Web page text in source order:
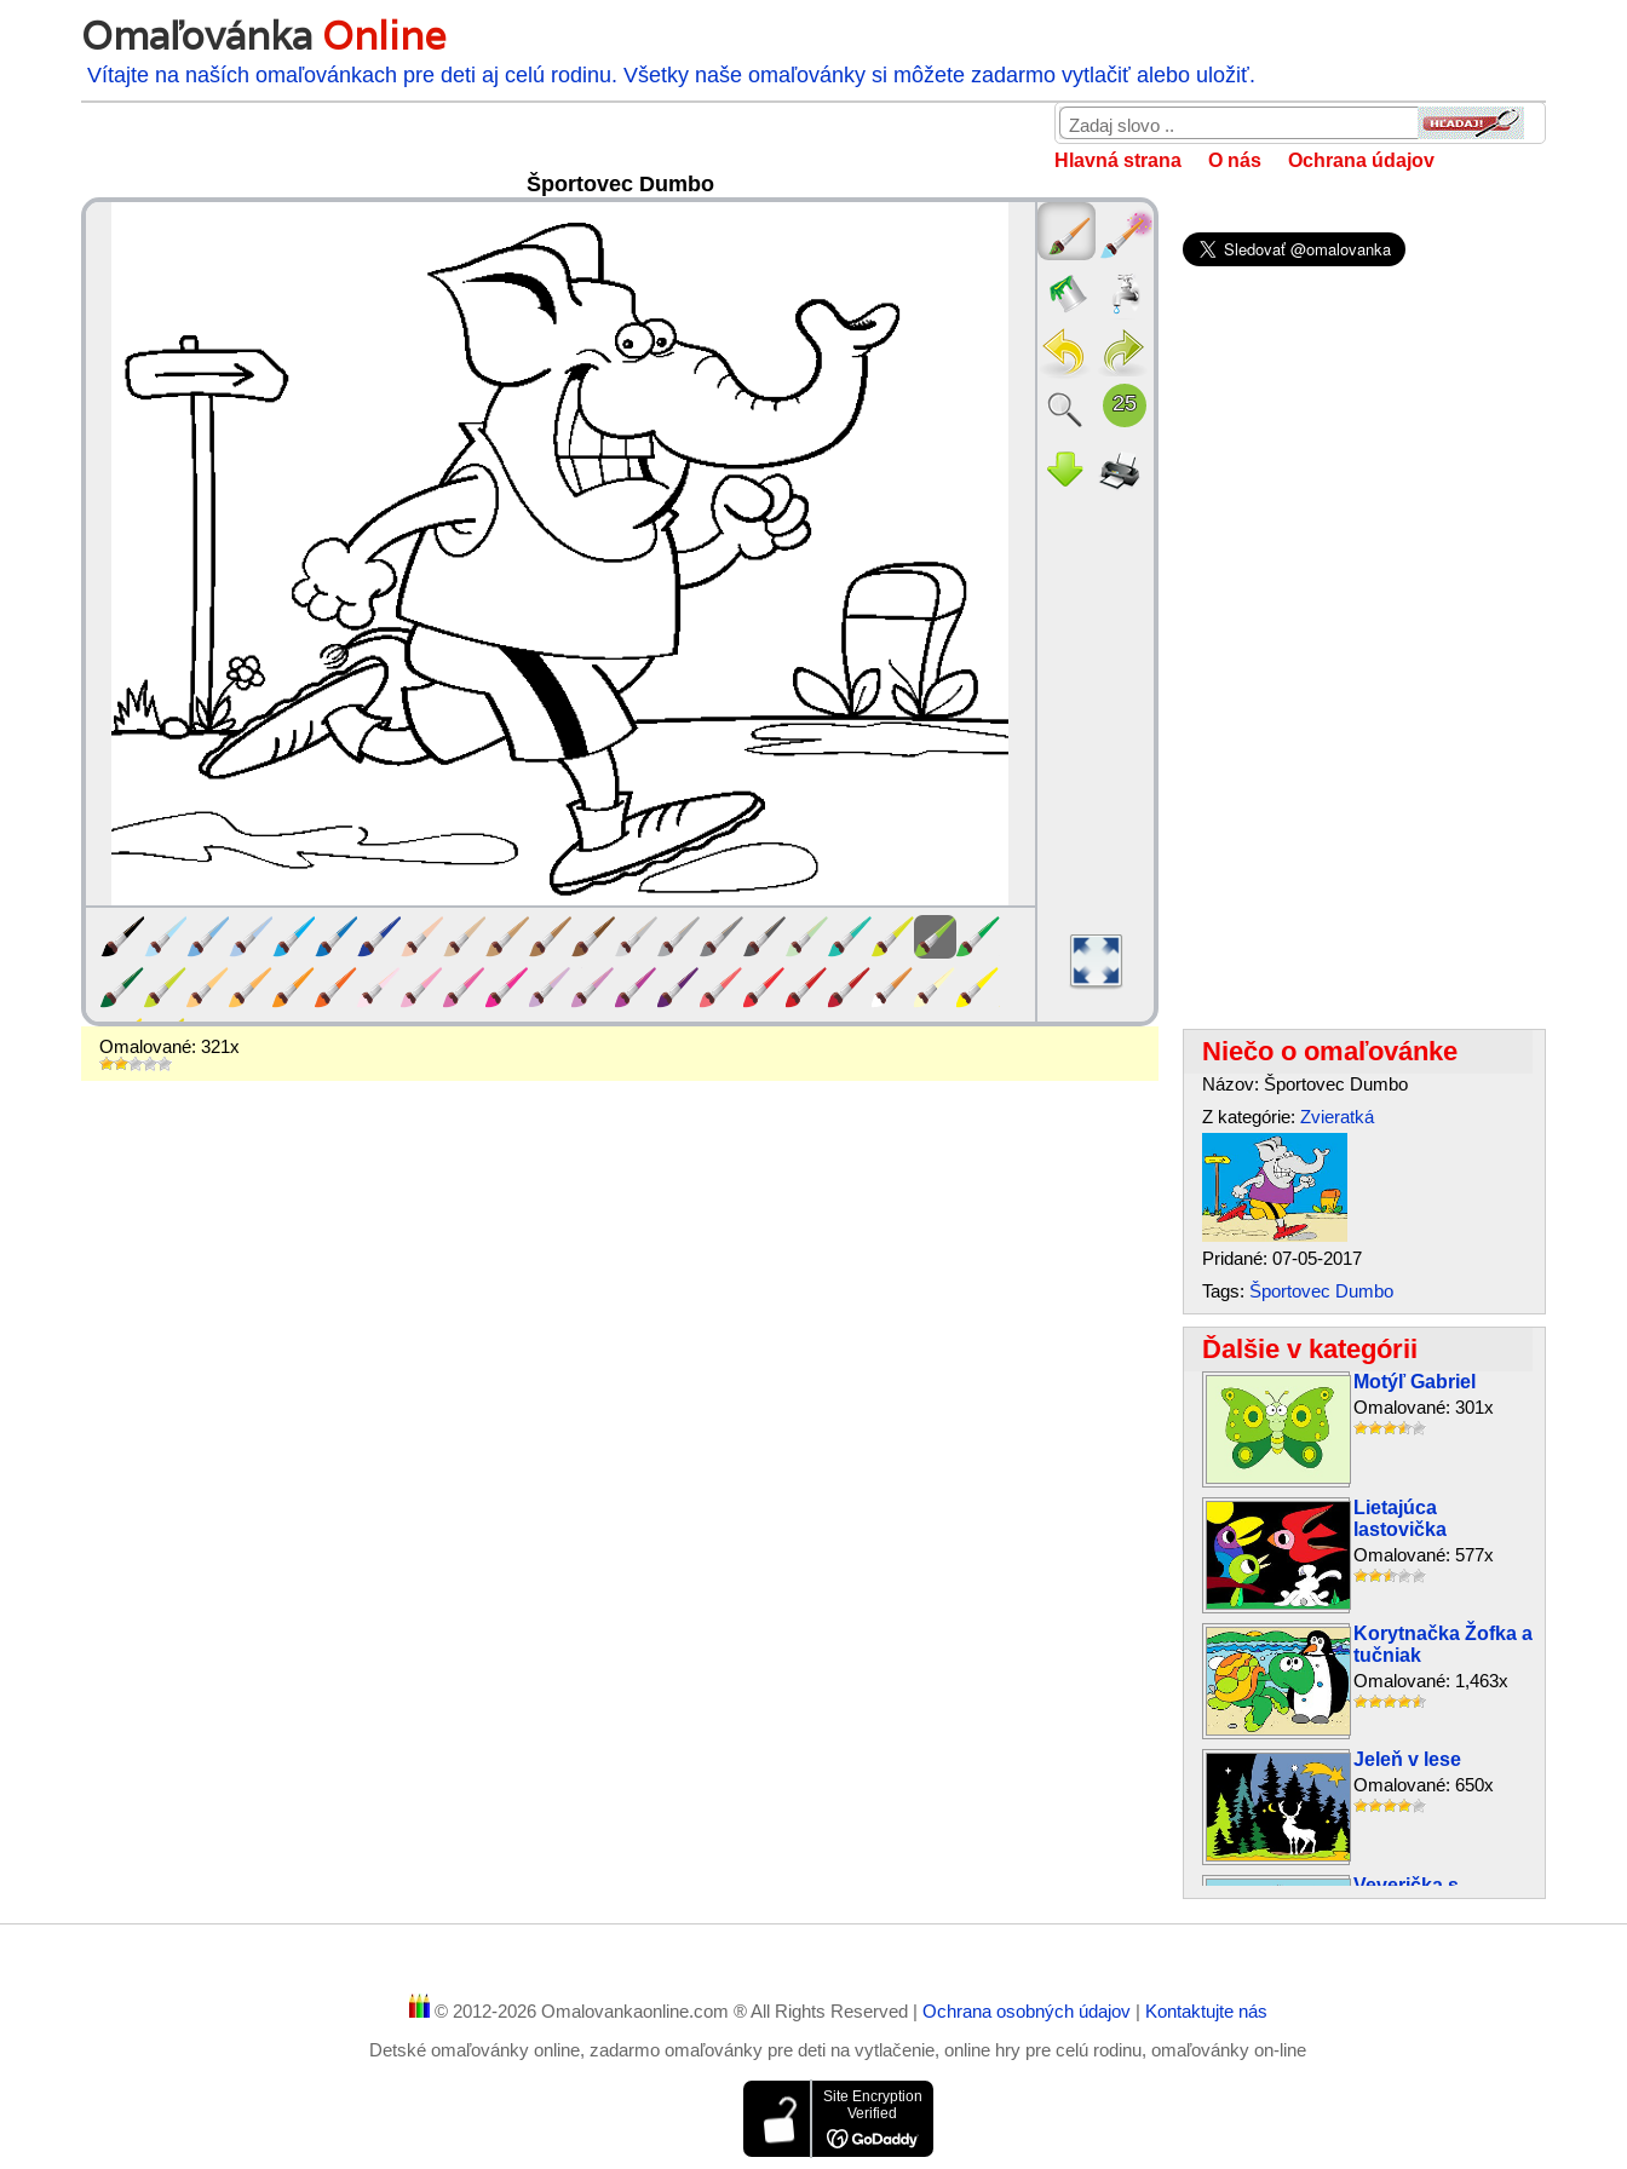
Omaľovánka Online
Vítajte na naších omaľovánkach pre deti aj celú rodinu. Všetky naše omaľovánky si môžete zadarmo vytlačiť alebo uložiť.
Hlavná strana O nás Ochrana údajov
Športovec Dumbo
Omalované: 321x Niečo o omaľovánke
Názov: Športovec Dumbo
Z kategórie: Zvieratká
Pridané: 07-05-2017
Tags: Športovec Dumbo
Ďalšie v kategórii
Motýľ Gabriel
Omalované: 301x
Lietajúca
lastovička
Omalované: 577x
Korytnačka Žofka a
tučniak
Omalované: 1,463x
Jeleň v lese
Omalované: 650x
Veverička s
© 2012-2026 Omalovankaonline.com ® All Rights Reserved | Ochrana osobných údajov | Kontaktujte nás
Detské omaľovánky online, zadarmo omaľovánky pre deti na vytlačenie, online hry pre celú rodinu, omaľovánky on-line